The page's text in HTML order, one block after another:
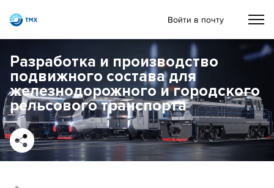
Войти в почту
Разработка и производство
подвижного состава для
железнодорожного и городского
рельсового транспорта